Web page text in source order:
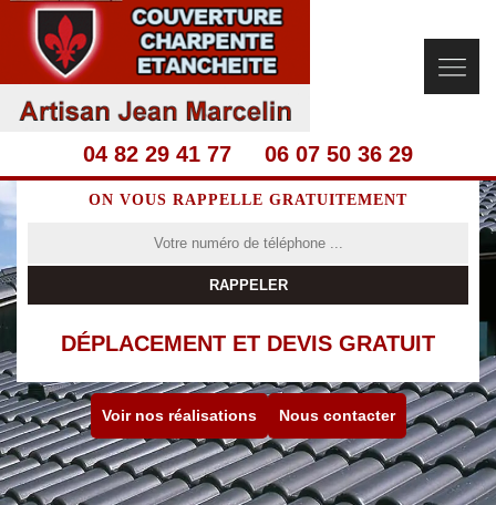
04 82 29 41 77 06 07 50 36 29
ON VOUS RAPPELLE GRATUITEMENT
DÉPLACEMENT ET DEVIS GRATUIT
Voir nos réalisations Nous contacter